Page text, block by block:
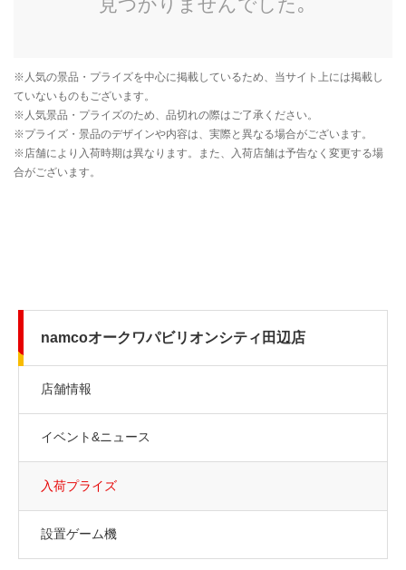
namcoオークワパビリオンシティ田辺店
店舗情報
イベント&ニュース
入荷プライズ
設置ゲーム機